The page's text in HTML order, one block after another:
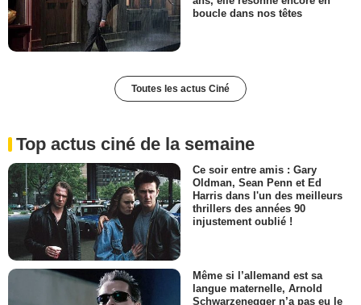
boucle dans nos têtes
Toutes les actus Ciné
Top actus ciné de la semaine
Ce soir entre amis : Gary
Oldman, Sean Penn et Ed
Harris dans l'un des meilleurs
thrillers des années 90
injustement oublié !
Même si l’allemand est sa
langue maternelle, Arnold
Schwarzenegger n’a pas eu le